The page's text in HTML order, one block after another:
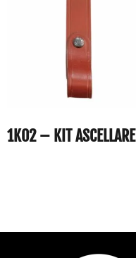
1K02 – KIT ASCELLARE